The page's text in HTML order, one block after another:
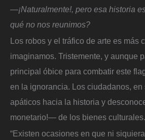
—¡Naturalmente!, pero esa historia
qué no nos reunimos?
Los robos y el tráfico de arte es más
imaginamos. Tristemente, y aunque
principal óbice para combatir este
en la ignorancia. Los ciudadanos, en
apáticos hacia la historia y
monetario!— de los bienes culturales.
“Existen ocasiones en que ni